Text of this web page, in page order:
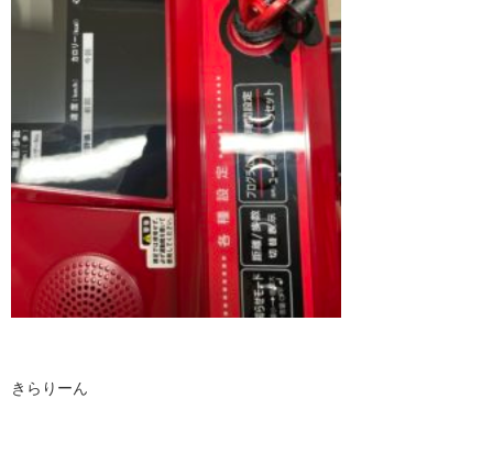
きらりーん